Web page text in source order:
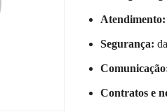
Atendimento:
Segurança:
Contratos e